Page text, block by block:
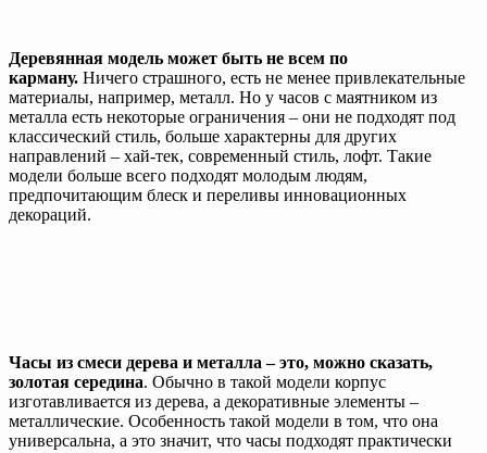
Деревянная модель может быть не всем по
карману. Ничего страшного, есть не менее привлекательные
материалы, например, металл. Но у часов с маятником из
металла есть некоторые ограничения – они не подходят под
классический стиль, больше характерны для других
направлений – хай-тек, современный стиль, лофт. Такие
модели больше всего подходят молодым людям,
предпочитающим блеск и переливы инновационных
декораций.
Часы из смеси дерева и металла – это, можно сказать,
золотая середина. Обычно в такой модели корпус
изготавливается из дерева, а декоративные элементы –
металлические. Особенность такой модели в том, что она
универсальна, а это значит, что часы подходят практически